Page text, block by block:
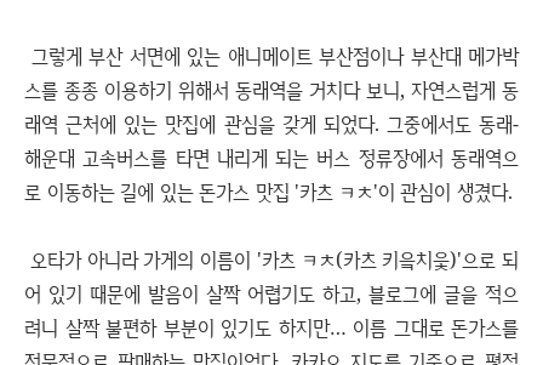
그렇게 부산 서면에 있는 애니메이트 부산점이나 부산대 메가박
스를 종종 이용하기 위해서 동래역을 거치다 보니, 자연스럽게 동
래역 근처에 있는 맛집에 관심을 갖게 되었다. 그중에서도 동래-
해운대 고속버스를 타면 내리게 되는 버스 정류장에서 동래역으
로 이동하는 길에 있는 돈가스 맛집 '카츠 ㅋㅊ'이 관심이 생겼다.
오타가 아니라 가게의 이름이 '카츠 ㅋㅊ(카츠 키읔치읓)'으로 되
어 있기 때문에 발음이 살짝 어렵기도 하고, 블로그에 글을 적으
려니 살짝 불편하 부분이 있기도 하지만… 이름 그대로 돈가스를